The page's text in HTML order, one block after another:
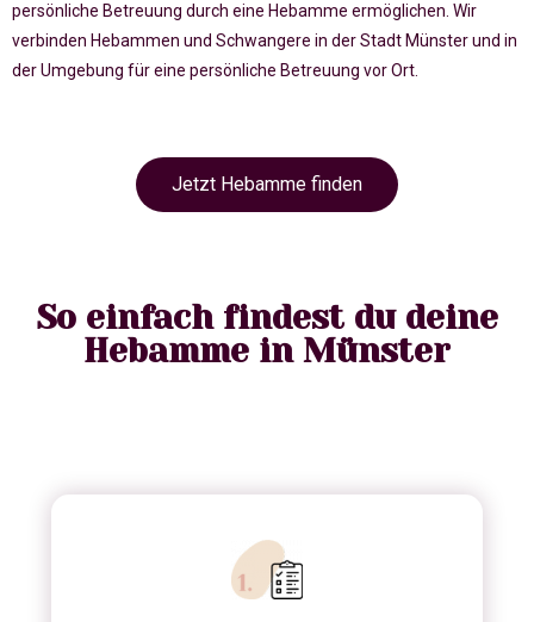
persönliche Betreuung durch eine Hebamme ermöglichen. Wir
verbinden Hebammen und Schwangere in der Stadt Münster und in
der Umgebung für eine persönliche Betreuung vor Ort.
Jetzt Hebamme finden
So einfach findest du deine
Hebamme in Münster